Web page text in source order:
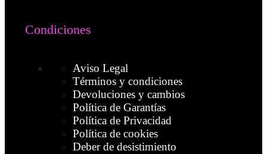
Condiciones
Aviso Legal
Términos y condiciones
Devoluciones y cambios
Política de Garantías
Política de Privacidad
Política de cookies
Deber de desistimiento